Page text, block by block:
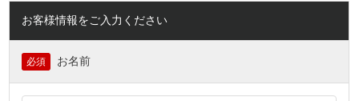
お客様情報をご入力ください
必須 お名前